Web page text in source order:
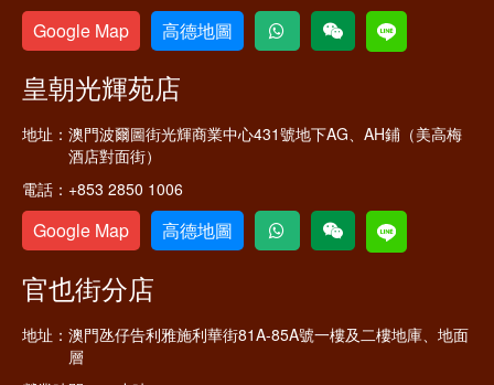
Google Map 高德地圖
皇朝光輝苑店
地址： 澳門波爾圖街光輝商業中心431號地下AG、AH鋪（美高梅
酒店對面街）
電話： +853 2850 1006
Google Map 高德地圖
官也街分店
地址： 澳門氹仔告利雅施利華街81A-85A號一樓及二樓地庫、地面
層